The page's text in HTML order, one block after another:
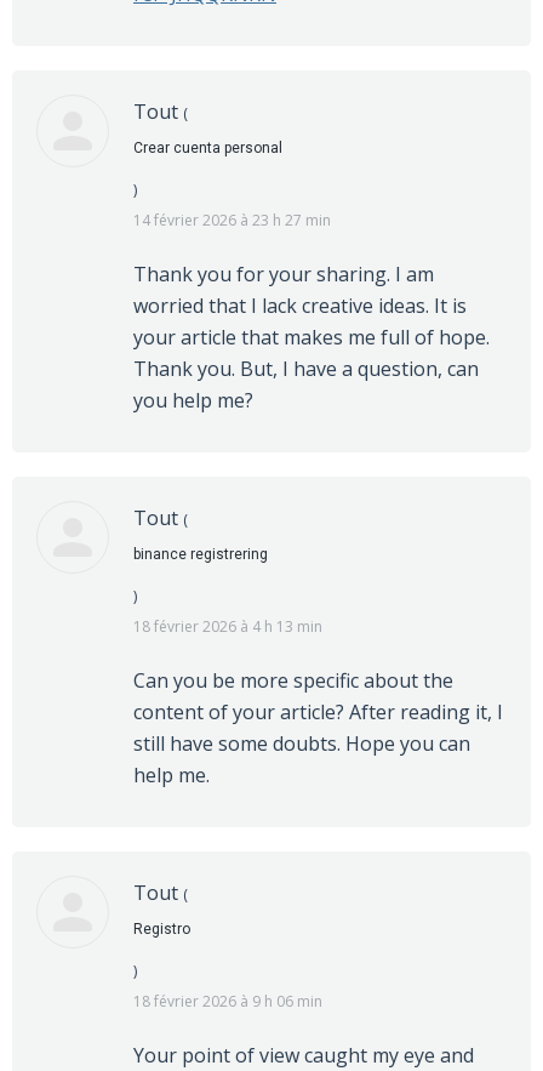
Tout (
Crear cuenta personal
)
14 février 2026 à 23 h 27 min
Thank you for your sharing. I am
worried that I lack creative ideas. It is
your article that makes me full of hope.
Thank you. But, I have a question, can
you help me?
Tout (
binance registrering
)
18 février 2026 à 4 h 13 min
Can you be more specific about the
content of your article? After reading it, I
still have some doubts. Hope you can
help me.
Tout (
Registro
)
18 février 2026 à 9 h 06 min
Your point of view caught my eye and